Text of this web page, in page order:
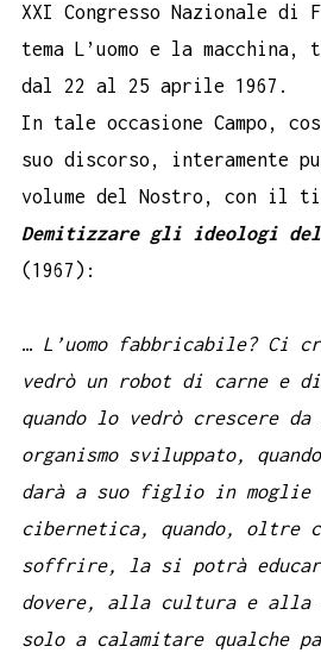
XXI Congresso Nazionale
tema L’uomo e la
dal 22 al 25 aprile 1967.
In tale occasione Campo,
suo discorso, interamente
volume del Nostro, con il
Demitizzare gli ideologi
(1967):
… L’uomo fabbricabile? Ci
vedrò un robot di carne e
quando lo vedrò crescere da
organismo sviluppato,
darà a suo figlio in moglie
cibernetica, quando, oltre
soffrire, la si potrà
dovere, alla cultura e alla
solo a calamitare qualche